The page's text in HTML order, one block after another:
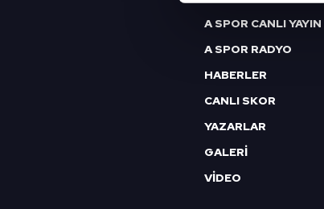
Sizlere daha iyi bir
çerezler vasıtasıyla
reklam/pazarlama
Çerezlere ilişkin
6698 sayılı Kişisel
mevzuata uygun
A SPOR CANLI YAYIN
A SPOR RADYO
HABERLER
CANLI SKOR
YAZARLAR
GALERİ
VİDEO